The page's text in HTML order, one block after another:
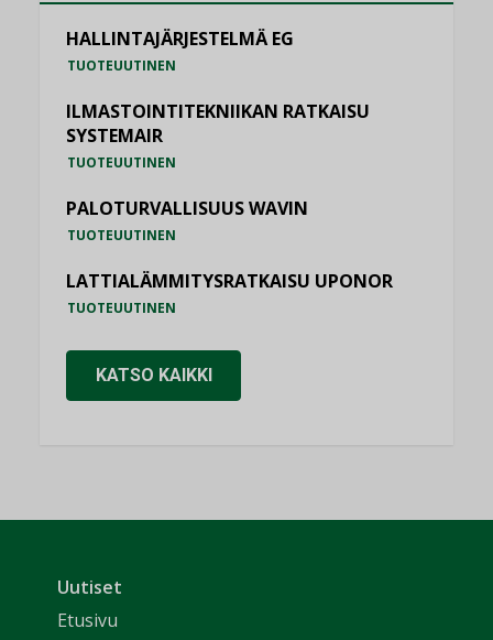
HALLINTAJÄRJESTELMÄ EG
TUOTEUUTINEN
ILMASTOINTITEKNIIKAN RATKAISU
SYSTEMAIR
TUOTEUUTINEN
PALOTURVALLISUUS WAVIN
TUOTEUUTINEN
LATTIALÄMMITYSRATKAISU UPONOR
TUOTEUUTINEN
KATSO KAIKKI
Uutiset
Etusivu